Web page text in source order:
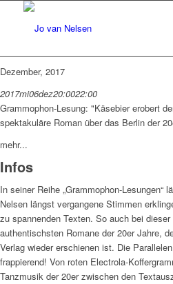
Dezember, 2017
2017mi06dez20:0022:00
Grammophon-Lesung: "Käsebier erobert
spektakuläre Roman über das Berlin der
mehr...
Infos
In seiner Reihe „Grammophon-
Nelsen längst vergangene Stimmen
zu spannenden Texten. So auch bei
authentischsten Romane der 20er Jahre,
Verlag wieder erschienen ist. Die
frappierend! Von roten Electrola-
Tanzmusik der 20er zwischen den